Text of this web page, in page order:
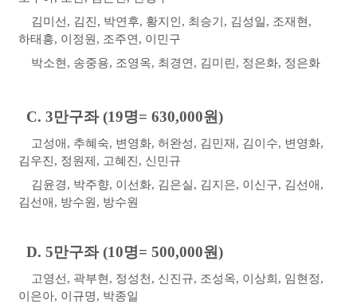
김미선 , 김진 , 박연후, 황지인 , 최승기 , 김성일, 조재현 ,
하태흥, 이정원 , 조주연 , 이민구
박소현 , 송중용, 조영옥, 최경연 , 김미린 , 정은화, 정은화
C. 3만구좌(19명= 630,000원)
고성애 , 추혜숙, 변영화, 허완성, 김민재 , 김이수, 변영화,
김우진 , 정원제 , 고혜진 , 신민규
김윤경, 박주향, 이선화, 김은실, 김지은, 이신구, 김선애 ,
김선애 , 방수원 , 방수원
D. 5만구좌(10명= 500,000원)
고영선 , 곽부현 , 정성천 , 신진규, 조성옥, 이상희 , 임현정,
이은아, 이규명, 박종일